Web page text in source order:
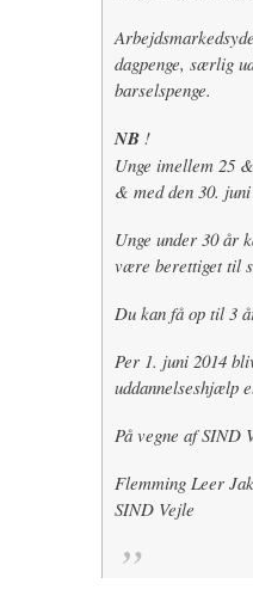
dagpenge, særlig
barselspenge.
NB !
Unge imellem 25
& med den 30.
Unge under 30 år
være berettiget til
Du kan få op til 3
Per 1. juni 2014
uddannelseshjælp
På vegne af SIND
Flemming Leer
SIND Vejle